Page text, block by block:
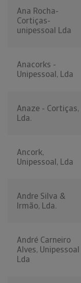
Ana Rocha-
Cortiças-
unipessoal Lda
Anacorks -
Unipessoal, Lda
Anaze - Cortiças,
Lda.
Ancork,
Unipessoal, Lda
Andre Silva &
Irmão, Lda.
André Carneiro
Alves, Unipessoal
Lda